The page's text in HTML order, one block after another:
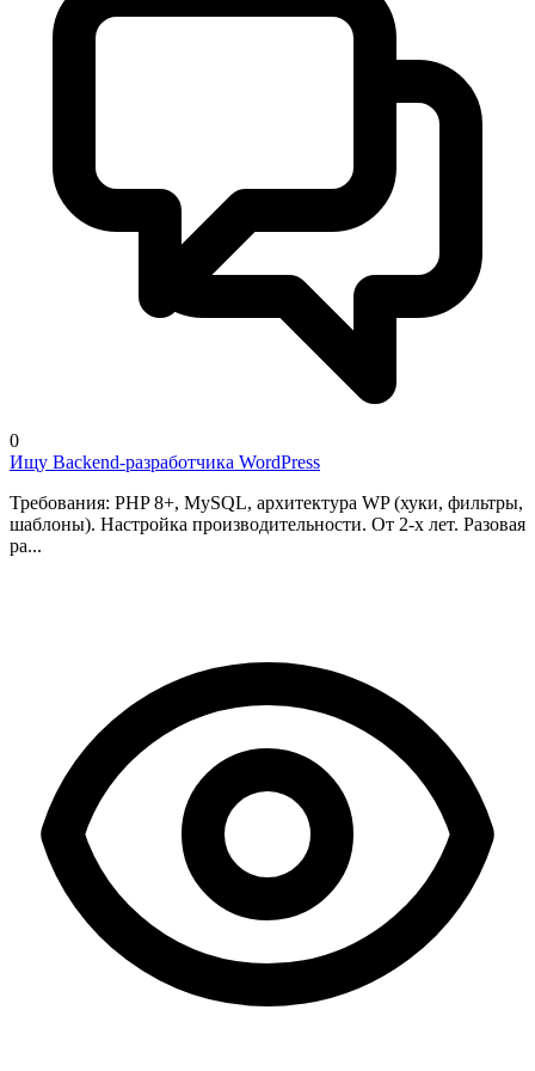
0
Ищу Backend-разработчика WordPress
Требования: PHP 8+, MySQL, архитектура WP (хуки, фильтры,
шаблоны). Настройка производительности. От 2-х лет. Разовая
ра...